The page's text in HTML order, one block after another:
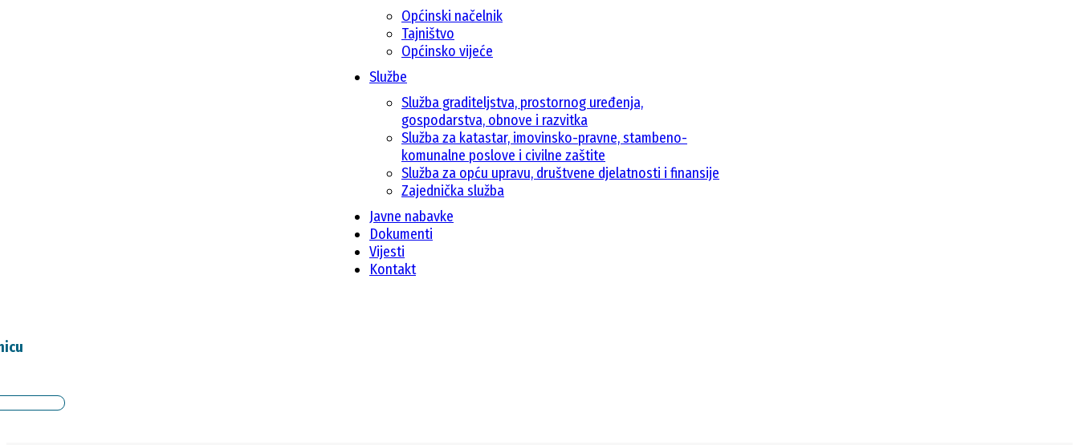
Općinski načelnik
Tajništvo
Općinsko vijeće
Službe
Služba graditeljstva, prostornog uređenja,
gospodarstva, obnove i razvitka
Služba za katastar, imovinsko-pravne, stambeno-
komunalne poslove i civilne zaštite
Služba za opću upravu, društvene djelatnosti i finansije
Zajednička služba
Javne nabavke
Dokumenti
Vijesti
Kontakt